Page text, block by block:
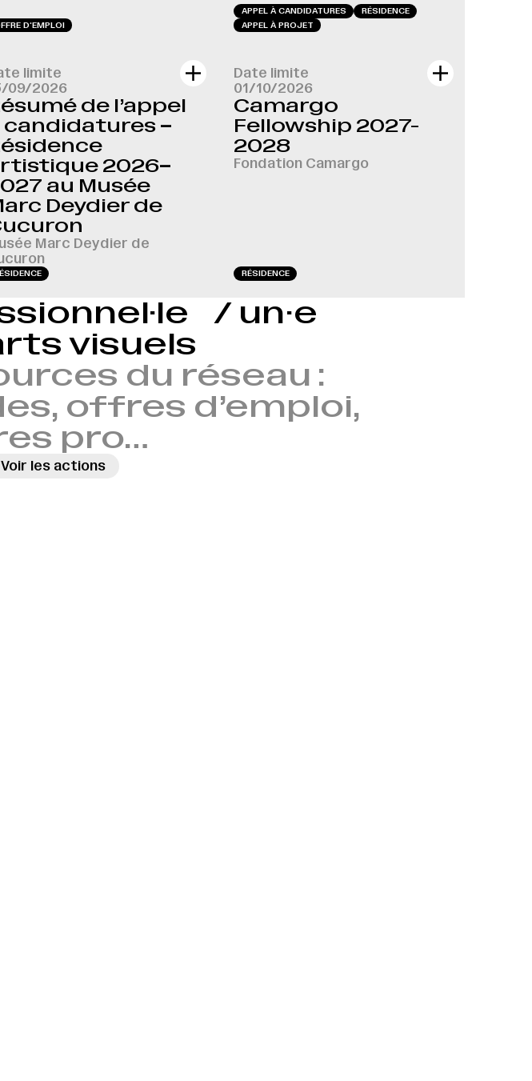
D‘EMPLOI
APPEL À CANDIDATURES
RÉSIDENCE
APPEL À PROJET
limite
09/2026
de l’appel
candidatures –
2026–
au Musée
Deydier de
Marc Deydier de
Date limite
01/10/2026
Camargo
Fellowship 2027-
2028
Fondation Camargo
RÉSIDENCE
/ un·e
visuels
du réseau :
offres d’emploi,
pro…
→
Voir les actions